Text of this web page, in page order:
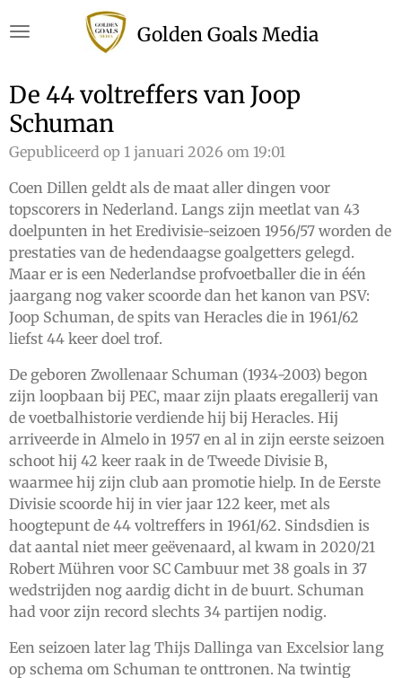
direct
de
hoofdinhoud
Golden Goals Media
De 44 voltreffers van Joop
Schuman
Gepubliceerd op 1 januari 2026 om 19:01
Coen Dillen geldt als de maat aller dingen voor
topscorers in Nederland. Langs zijn meetlat van 43
doelpunten in het Eredivisie-seizoen 1956/57 worden de
prestaties van de hedendaagse goalgetters gelegd.
Maar er is een Nederlandse profvoetballer die in één
jaargang nog vaker scoorde dan het kanon van PSV:
Joop Schuman, de spits van Heracles die in 1961/62
liefst 44 keer doel trof.
De geboren Zwollenaar Schuman (1934-2003) begon
zijn loopbaan bij PEC, maar zijn plaats eregallerij van
de voetbalhistorie verdiende hij bij Heracles. Hij
arriveerde in Almelo in 1957 en al in zijn eerste seizoen
schoot hij 42 keer raak in de Tweede Divisie B,
waarmee hij zijn club aan promotie hielp. In de Eerste
Divisie scoorde hij in vier jaar 122 keer, met als
hoogtepunt de 44 voltreffers in 1961/62. Sindsdien is
dat aantal niet meer geëvenaard, al kwam in 2020/21
Robert Mühren voor SC Cambuur met 38 goals in 37
wedstrijden nog aardig dicht in de buurt. Schuman
had voor zijn record slechts 34 partijen nodig.
Een seizoen later lag Thijs Dallinga van Excelsior lang
op schema om Schuman te onttronen. Na twintig